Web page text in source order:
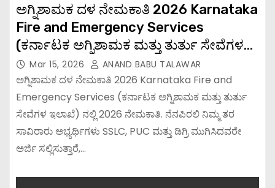
ಅಗ್ನಿಶಾಮಕ ದಳ ನೇಮಕಾತಿ 2026 Karnataka
Fire and Emergency Services
(ಕರ್ನಾಟಕ ಅಗ್ನಿಶಾಮಕ ಮತ್ತು ತುರ್ತು ಸೇವೆಗಳ
ಇಲಾಖೆ) ನಲ್ಲಿ 2026 ನೇಮಕಾತಿ.
Mar 15, 2026 ANAND BABU TALAWAR
ಅಗ್ನಿಶಾಮಕ ದಳ ನೇಮಕಾತಿ 2026 Karnataka Fire and
Emergency Services (ಕರ್ನಾಟಕ ಅಗ್ನಿಶಾಮಕ ಮತ್ತು ತುರ್ತು
ಸೇವೆಗಳ ಇಲಾಖೆ) ನಲ್ಲಿ 2026 ನೇಮಕಾತಿ. ನೆನಪಿರಲಿ ನಿಮ್ಮ ತರ
ಸಾವಿರಾರು ಅಭ್ಯರ್ಥಿಗಳು SSLC, PUC ಮತ್ತು ಡಿಗ್ರಿ ಮುಗಿಸಿದವರೇ
ಅರ್ಜಿ ಸಲ್ಲಿಸುತ್ತಾರೆ,…